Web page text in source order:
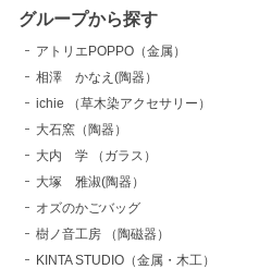
グループから探す
アトリエPOPPO（金属）
相澤 かなえ(陶器）
ichie （草木染アクセサリー）
大石窯（陶器）
大内 学 （ガラス）
大塚 雅淑(陶器）
オズのかごバッグ
樹ノ音工房 （陶磁器）
KINTA STUDIO（金属・木工）